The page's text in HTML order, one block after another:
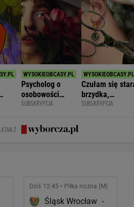
Psycholog o
osobowości
narcystycznej:
albo do niczego
SUBSKRYPCJA
Czułam się
brzydka,
niepotrzebna.
SUBSKRYPCJA
Z
Dziś 12:45 • Piłka nożna (M)
Śląsk Wrocław -